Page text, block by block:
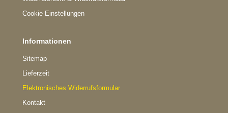
Cookie Einstellungen
Informationen
Sitemap
Lieferzeit
Elektronisches Widerrufsformular
Kontakt